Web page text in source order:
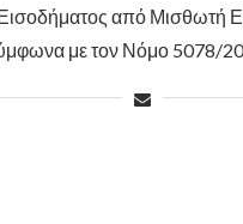
από Μισθωτή
με τον Νόμο 5078/